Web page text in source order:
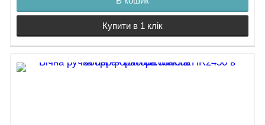
Купити в 1 клік